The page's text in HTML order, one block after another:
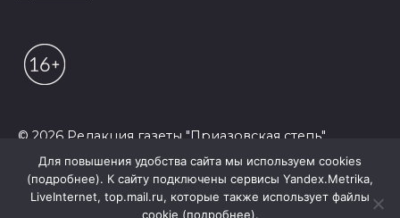
© 2026 Редакция газеты "Приазовская степь"
Для повышения удобства сайта мы используем cookies
(подробнее). К сайту подключены сервисы Yandex.Metrika,
LiveInternet, top.mail.ru, которые также использует файлы
cookie (подробнее).